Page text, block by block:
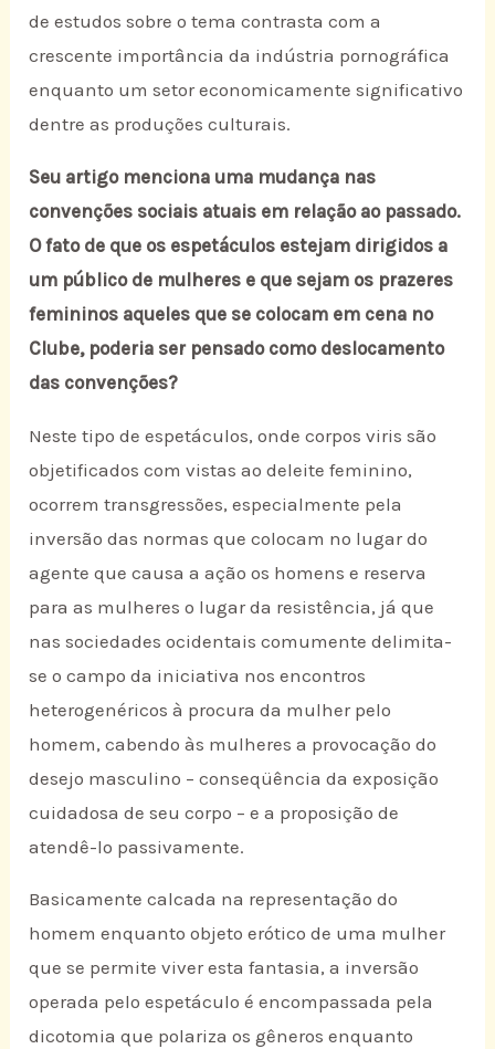
de estudos sobre o tema contrasta com a
crescente importância da indústria pornográfica
enquanto um setor economicamente significativo
dentre as produções culturais.
Seu artigo menciona uma mudança nas
convenções sociais atuais em relação ao passado.
O fato de que os espetáculos estejam dirigidos a
um público de mulheres e que sejam os prazeres
femininos aqueles que se colocam em cena no
Clube, poderia ser pensado como deslocamento
das convenções?
Neste tipo de espetáculos, onde corpos viris são
objetificados com vistas ao deleite feminino,
ocorrem transgressões, especialmente pela
inversão das normas que colocam no lugar do
agente que causa a ação os homens e reserva
para as mulheres o lugar da resistência, já que
nas sociedades ocidentais comumente delimita-
se o campo da iniciativa nos encontros
heterogenéricos à procura da mulher pelo
homem, cabendo às mulheres a provocação do
desejo masculino – conseqüência da exposição
cuidadosa de seu corpo – e a proposição de
atendê-lo passivamente.
Basicamente calcada na representação do
homem enquanto objeto erótico de uma mulher
que se permite viver esta fantasia, a inversão
operada pelo espetáculo é encompassada pela
dicotomia que polariza os gêneros enquanto